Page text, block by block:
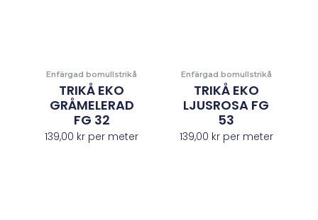
Enfärgad bomullstrikå
TRIKÅ EKO
GRÅMELERAD
FG 32
139,00 kr per meter
Enfärgad bomullstrikå
TRIKÅ EKO
LJUSROSA FG
53
139,00 krper meter